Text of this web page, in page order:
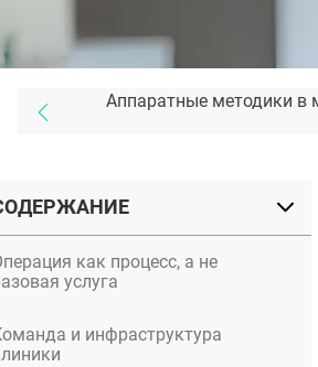
как процесс, а не
услуга
и инфраструктура
Аппаратные методики в